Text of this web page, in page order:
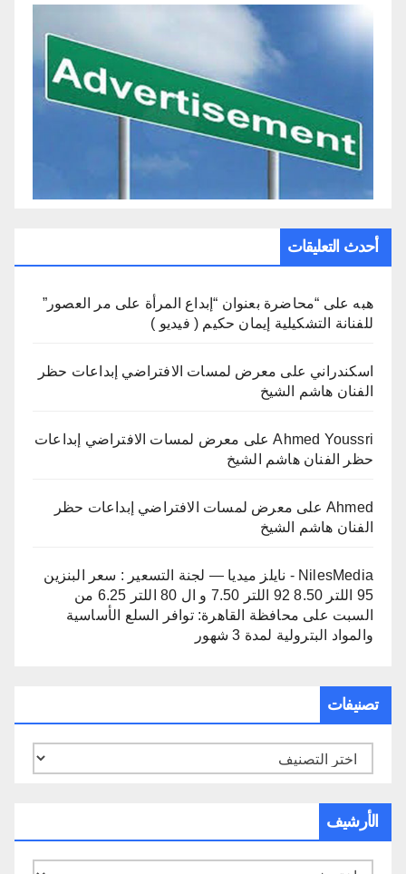
أحدث التعليقات
هبه على “محاضرة بعنوان “إبداع المرأة على مر العصور”
للفنانة التشكيلية إيمان حكيم ( فيديو )
اسكندراني على معرض لمسات الافتراضي إبداعات حظر
الفنان هاشم الشيخ
Ahmed Youssriعلى معرض لمسات الافتراضي إبداعات
حظر الفنان هاشم الشيخ
Ahmed على معرض لمسات الافتراضي إبداعات حظر
الفنان هاشم الشيخ
NilesMedia - نايلز ميديا — لجنة التسعير : سعر البنزين
95 اللتر 8.50 92 اللتر 7.50 و ال 80 اللتر 6.25 من
السبت على محافظة القاهرة: توافر السلع الأساسية
والمواد البترولية لمدة 3 شهور
تصنيفات
تصنيفات
الأرشيف